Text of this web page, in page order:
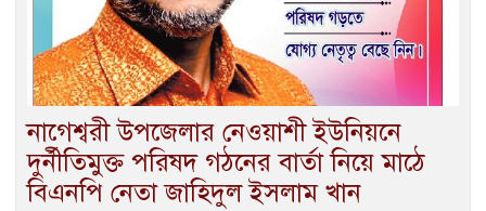
নাগেশ্বরী উপজেলার নেওয়াশী ইউনিয়নে
দুর্নীতিমুক্ত পরিষদ গঠনের বার্তা নিয়ে মাঠে
বিএনপি নেতা জাহিদুল ইসলাম খান